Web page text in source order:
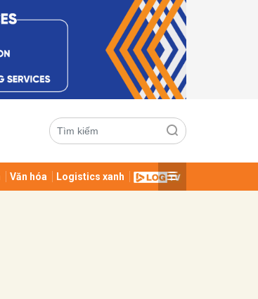
Văn hóa Logistics xanh